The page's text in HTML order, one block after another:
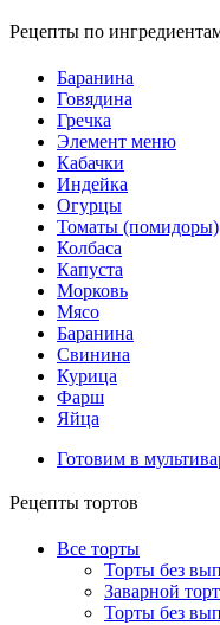
Рецепты по
Баранина
Говядина
Гречка
Элемент меню
Кабачки
Индейка
Огурцы
Томаты (помидоры)
Колбаса
Капуста
Морковь
Мясо
Баранина
Свинина
Курица
Фарш
Яйца
Готовим в
Рецепты тортов
Все торты
Торты без
Заварной торт
Торты без